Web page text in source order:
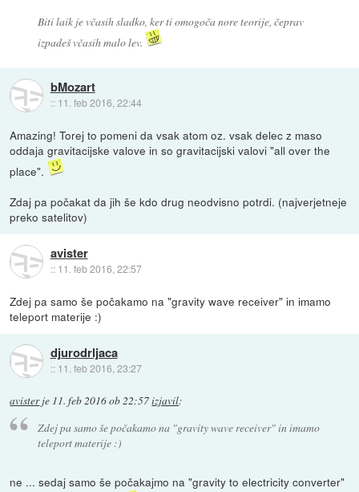
Biti laik je včasih sladko, ker ti omogoča nore teorije, čeprav
izpadeš včasih malo lev.
bMozart
:: 11. feb 2016, 22:44
Amazing! Torej to pomeni da vsak atom oz. vsak delec z maso
oddaja gravitacijske valove in so gravitacijski valovi "all over the
place".
Zdaj pa počakat da jih še kdo drug neodvisno potrdi. (najverjetneje
preko satelitov)
avister
:: 11. feb 2016, 22:57
Zdej pa samo še počakamo na "gravity wave receiver" in imamo
teleport materije :)
djurodrljaca
:: 11. feb 2016, 23:27
avisterje 11. feb 2016 ob 22:57izjavil:
Zdej pa samo še počakamo na "gravity wave receiver" in imamo
teleport materije :)
ne ... sedaj samo še počakajmo na "gravity to electricity converter"